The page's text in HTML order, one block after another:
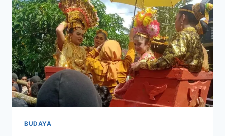
BUDAYA